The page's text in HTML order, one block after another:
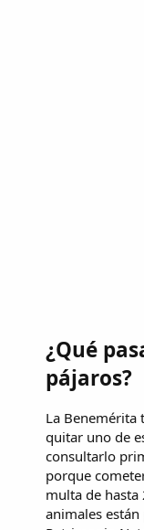
¿Qué
pájaros?
La
quitar uno de
consultarlo
porque
multa de
animales